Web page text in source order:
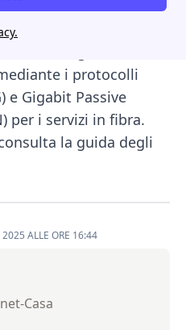
e del Fiber To The
di connessione
i protocolli
e Gigabit Passive
per i servizi in fibra.
la guida degli
ALLE ORE 16:44
Casa